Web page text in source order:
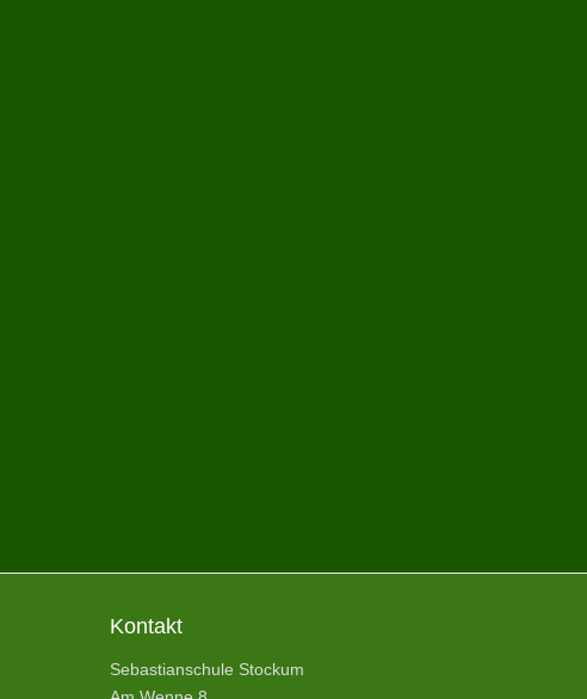
Kontakt
Sebastianschule Stockum